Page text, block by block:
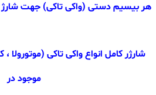
هر بیسیم دستی (واکی تاکی) جهت شارژ
شارژر کامل انواع واکی تاکی (موتورولا
موجود در